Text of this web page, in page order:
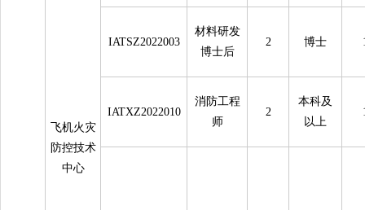
飞机火灾
防控技术
中心
IATSZ2022003
材料研发
博士后
2 博士
IATXZ2022010
消防工程
师
2
本科及
以上